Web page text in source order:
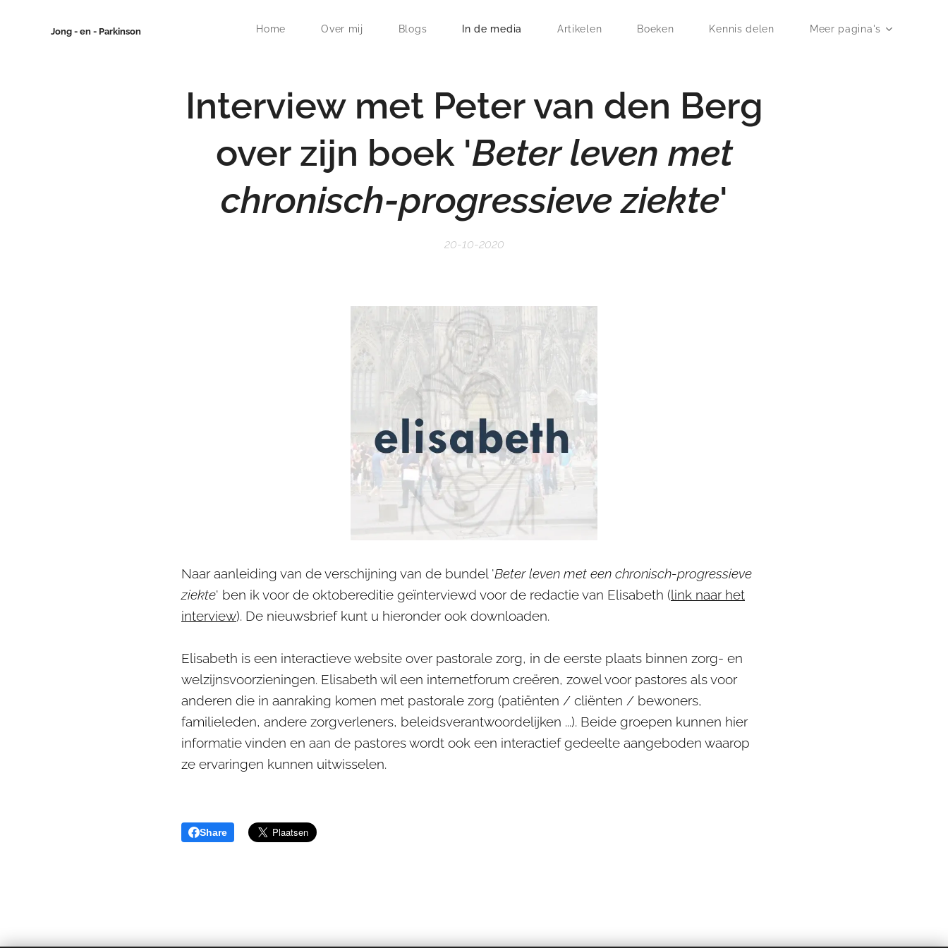
Jong - en - Parkinson Home Over mij Blogs In de media Artikelen Boeken Kennis delen Meer pagina's
Interview met Peter van den Berg
over zijn boek 'Beter leven met
chronisch-progressieve ziekte'
20-10-2020
Naar aanleiding van de verschijning van de bundel 'Beter leven met een chronisch-progressieve
ziekte' ben ik voor de oktobereditie geïnterviewd voor de redactie van Elisabeth (link naar het
interview). De nieuwsbrief kunt u hieronder ook downloaden.
Elisabeth is een interactieve website over pastorale zorg, in de eerste plaats binnen zorg- en
welzijnsvoorzieningen. Elisabeth wil een internetforum creëren, zowel voor pastores als voor
anderen die in aanraking komen met pastorale zorg (patiënten / cliënten / bewoners,
familieleden, andere zorgverleners, beleidsverantwoordelijken ...). Beide groepen kunnen hier
informatie vinden en aan de pastores wordt ook een interactief gedeelte aangeboden waarop
ze ervaringen kunnen uitwisselen.
Share